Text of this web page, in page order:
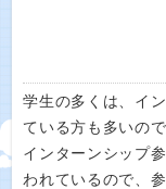
学生の多くは、イ
ている方も多いの
インターンシップ
われているので、